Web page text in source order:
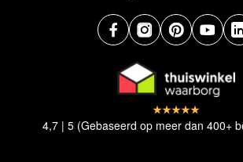
4,7 | 5 (Gebaseerd op meer dan 400+